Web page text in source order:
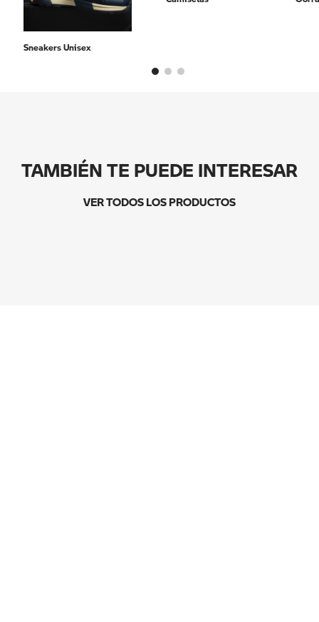
Sneakers Unisex
TAMBIÉN TE PUEDE INTERESAR
VER TODOS LOS PRODUCTOS